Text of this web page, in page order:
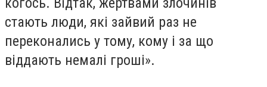
стають люди, які зайвий раз не
переконались у тому, кому і за що
віддають немалі гроші».